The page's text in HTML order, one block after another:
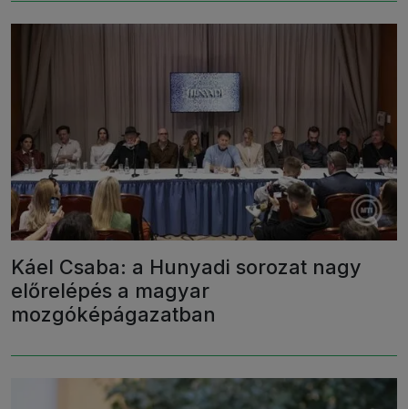
Káel Csaba: a Hunyadi sorozat nagy
előrelépés a magyar
mozgóképágazatban